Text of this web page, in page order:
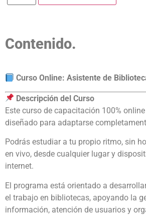
Contenido.
Curso Online: Asistente de
Descripción del Curso
Este curso de capacitación 100%
diseñado para adaptarse
Podrás estudiar a tu propio ritmo, sin
en vivo, desde cualquier lugar y
internet.
El programa está orientado a
el trabajo en bibliotecas, apoyando la
información, atención de usuarios y